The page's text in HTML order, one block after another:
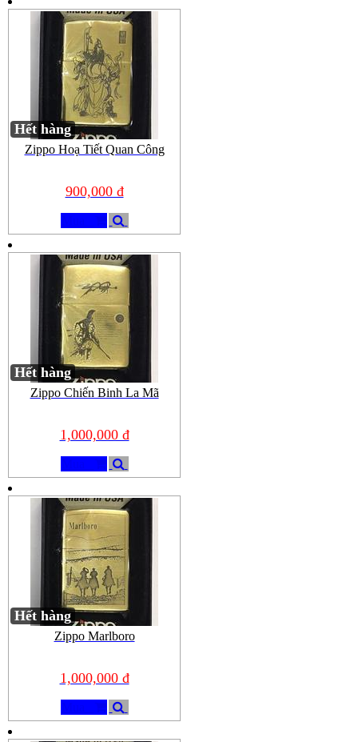
Hết hàng
Zippo Hoạ Tiết Quan Công
900,000 đ
Hết hàng
Zippo Chiến Binh La Mã
1,000,000 đ
Hết hàng
Zippo Marlboro
1,000,000 đ